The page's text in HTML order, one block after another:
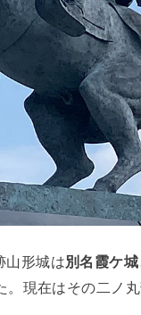
山形城は別名霞ケ城
現在はその二ノ